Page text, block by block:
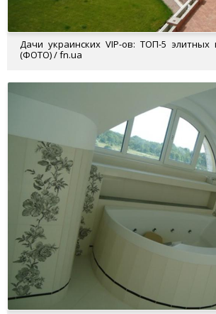
Дачи украинских VIP-ов: ТОП-5
(ФОТО) / fn.ua